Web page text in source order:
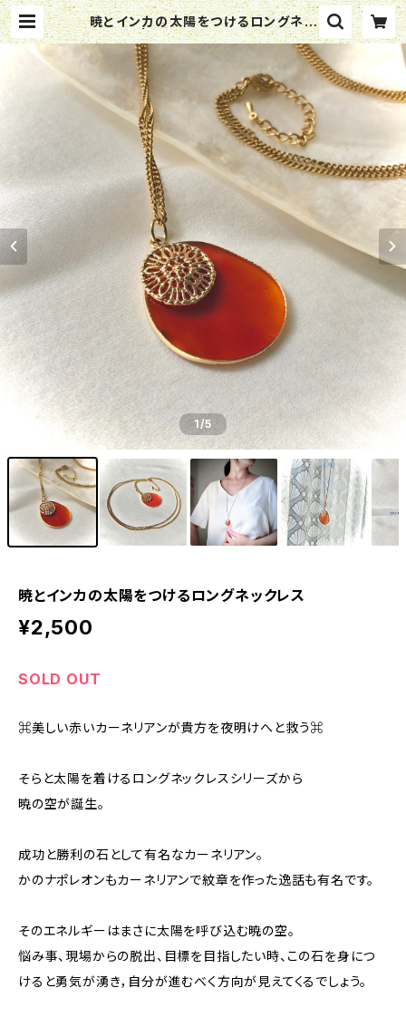
暁とインカの太陽をつけるロングネッ
クレス | ミスタジオ -mystudio-
1/5
暁とインカの太陽をつけるロングネックレス
¥2,500
SOLD OUT
⌘美しい赤いカーネリアンが貴方を夜明けへと救う⌘
そらと太陽を着けるロングネックレスシリーズから
暁の空が誕生。
成功と勝利の石として有名なカーネリアン。
かのナポレオンもカーネリアンで紋章を作った逸話も有名です。
そのエネルギーはまさに太陽を呼び込む暁の空。
悩み事、現場からの脱出、目標を目指したい時、この石を身につ
けると勇気が湧き，自分が進むべく方向が見えてくるでしょう。